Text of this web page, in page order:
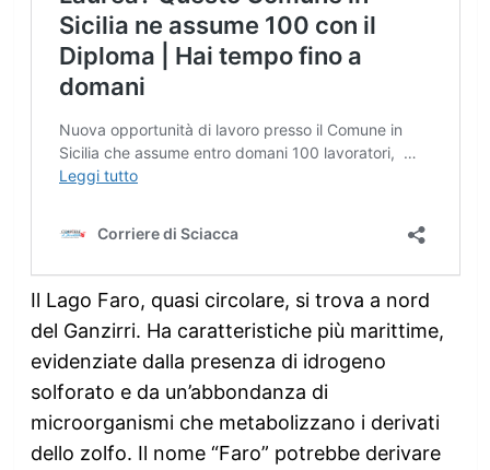
Il Lago Faro, quasi circolare, si trova a nord
del Ganzirri. Ha caratteristiche più marittime,
evidenziate dalla presenza di idrogeno
solforato e da un’abbondanza di
microorganismi che metabolizzano i derivati
dello zolfo. Il nome “Faro” potrebbe derivare